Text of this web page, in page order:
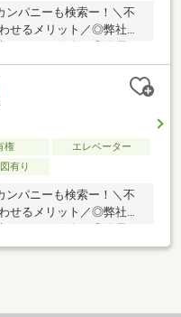
ンパニーも検索ー！＼不
せるメリット／◎弊社か
になる銀行有！◎簡易ホ
！◎追加工事の提案と価
的に最小限で済む買い方
も含んでご案内ツアー可
しい！ってよく言われ
れない情報公開しており
ご覧ください
権
エレベーター
有り
ンパニーも検索ー！＼不
せるメリット／◎弊社か
！◎追加工事の提案と価